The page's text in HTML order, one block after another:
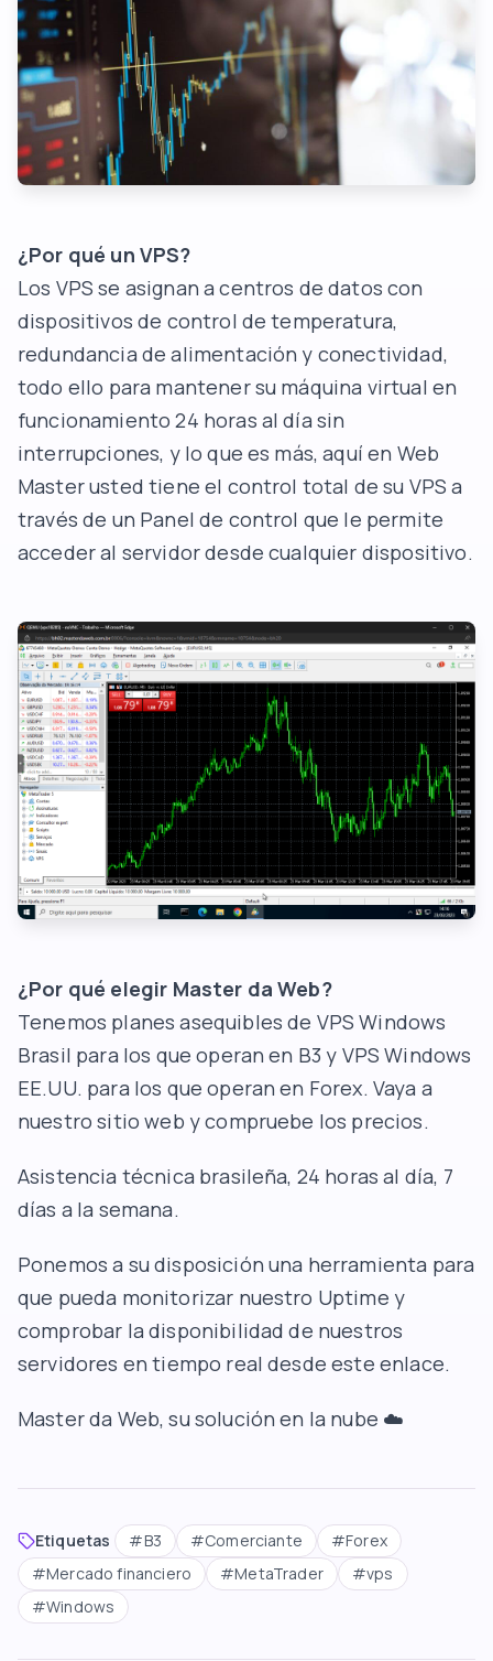
¿Por qué un VPS?
Los VPS se asignan a centros de datos con
dispositivos de control de temperatura,
redundancia de alimentación y conectividad,
todo ello para mantener su máquina virtual en
funcionamiento 24 horas al día sin
interrupciones, y lo que es más, aquí en Web
Masterusted tiene el control total de su VPS a
través de un Panel de control que le permite
acceder al servidor desde cualquier dispositivo.
¿Por qué elegir Master da Web?
Tenemos planes asequibles de VPS Windows
Brasil para los que operan en B3 y VPS Windows
EE.UU. para los que operan en Forex. Vaya a
nuestrositio web y compruebe los precios.
Asistencia técnica brasileña, 24 horas al día, 7
días a la semana.
Ponemos a su disposición una herramienta para
que pueda monitorizar nuestro Uptime y
comprobar la disponibilidad de nuestros
servidores en tiempo real desde este enlace.
Master da Web, su solución en la nube ☁️
Etiquetas #B3 #Comerciante #Forex
#Mercado financiero #MetaTrader #vps
#Windows